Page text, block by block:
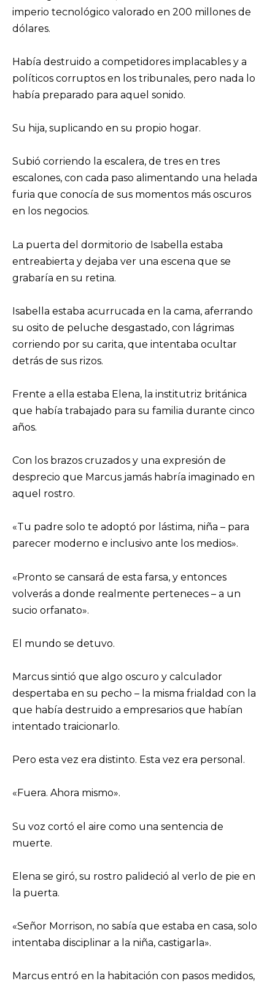
imperio tecnológico valorado en 200 millones de
dólares.
Había destruido a competidores implacables y a
políticos corruptos en los tribunales, pero nada lo
había preparado para aquel sonido.
Su hija, suplicando en su propio hogar.
Subió corriendo la escalera, de tres en tres
escalones, con cada paso alimentando una helada
furia que conocía de sus momentos más oscuros
en los negocios.
La puerta del dormitorio de Isabella estaba
entreabierta y dejaba ver una escena que se
grabaría en su retina.
Isabella estaba acurrucada en la cama, aferrando
su osito de peluche desgastado, con lágrimas
corriendo por su carita, que intentaba ocultar
detrás de sus rizos.
Frente a ella estaba Elena, la institutriz británica
que había trabajado para su familia durante cinco
años.
Con los brazos cruzados y una expresión de
desprecio que Marcus jamás habría imaginado en
aquel rostro.
«Tu padre solo te adoptó por lástima, niña – para
parecer moderno e inclusivo ante los medios».
«Pronto se cansará de esta farsa, y entonces
volverás a donde realmente perteneces – a un
sucio orfanato».
El mundo se detuvo.
Marcus sintió que algo oscuro y calculador
despertaba en su pecho – la misma frialdad con la
que había destruido a empresarios que habían
intentado traicionarlo.
Pero esta vez era distinto. Esta vez era personal.
«Fuera. Ahora mismo».
Su voz cortó el aire como una sentencia de
muerte.
Elena se giró, su rostro palideció al verlo de pie en
la puerta.
«Señor Morrison, no sabía que estaba en casa, solo
intentaba disciplinar a la niña, castigarla».
Marcus entró en la habitación con pasos medidos,